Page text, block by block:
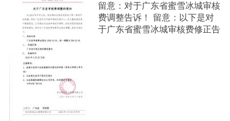
留意：对于广东省蜜雪冰城审核
费调整告诉！ 留意：以下是对
于广东省蜜雪冰城审核费修正告